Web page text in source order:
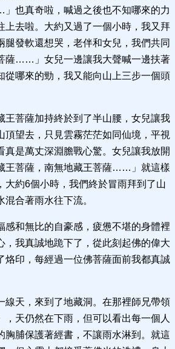
也真奇啦，喊過之後也不知哪來的力
上去啦。大約又過了一個小時，我又拜
腿發軟還想哭，老伴和女兒，我們共同
薩……」女兒一邊讓我大聲喊一邊扶著
從哪來的勁，我又能向山上三步一個頭
王菩薩加持終於到了半山腰，女兒讓我
頂望去，只見雲霧茫茫如同仙境，平視
真是萬丈深淵膽戰心驚。女兒讓我放開
王菩薩，南無地藏王菩薩……」就這樣
大約6個小時，我們終於冒雨拜到了山
合著雨水往下流。
感和無比的自豪感，疲憊不堪的身體裡
，我真誠地跪下了，從此刻起佛的偉大
烙印，每經過一位佛菩薩面前我都真誠
線天，來到了地藏洞。在那裡師兄帶領
，天仍然在下雨，但可以看出每一個人
胸脯保護著經書，不讓雨水淋到。就這